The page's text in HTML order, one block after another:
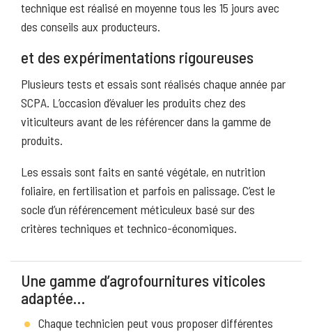
technique est réalisé en moyenne tous les 15 jours avec
des conseils aux producteurs.
et des expérimentations rigoureuses
Plusieurs tests et essais sont réalisés chaque année par
SCPA. L’occasion d’évaluer les produits chez des
viticulteurs avant de les référencer dans la gamme de
produits.
Les essais sont faits en santé végétale, en nutrition
foliaire, en fertilisation et parfois en palissage. C’est le
socle d’un référencement méticuleux basé sur des
critères techniques et technico-économiques.
Une gamme d’agrofournitures viticoles
adaptée…
Chaque technicien peut vous proposer différentes